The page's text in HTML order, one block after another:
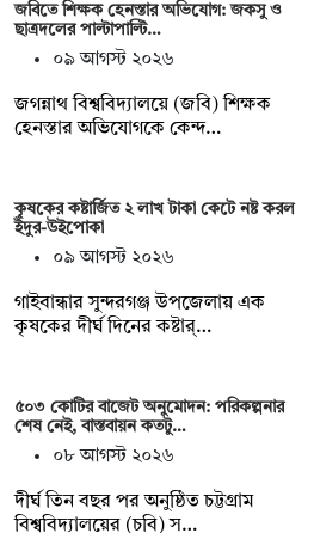
জবিতে শিক্ষক হেনস্তার অভিযোগ: জকসু ও
ছাত্রদলের পাল্টাপাল্টি…
০৯ আগস্ট ২০২৬
জগন্নাথ বিশ্ববিদ্যালয়ে (জবি) শিক্ষক
হেনস্তার অভিযোগকে কেন্দ…
কৃষকের কষ্টার্জিত ২ লাখ টাকা কেটে নষ্ট করল
ইঁদুর-উইপোকা
০৯ আগস্ট ২০২৬
গাইবান্ধার সুন্দরগঞ্জ উপজেলায় এক
কৃষকের দীর্ঘ দিনের কষ্টার্…
৫০৩ কোটির বাজেট অনুমোদন: পরিকল্পনার
শেষ নেই, বাস্তবায়ন কতটু…
০৮ আগস্ট ২০২৬
দীর্ঘ তিন বছর পর অনুষ্ঠিত চট্টগ্রাম
বিশ্ববিদ্যালয়ের (চবি) স…